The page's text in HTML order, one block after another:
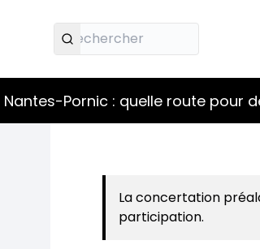
Nantes-Pornic : quelle route pour
La concertation
participation.